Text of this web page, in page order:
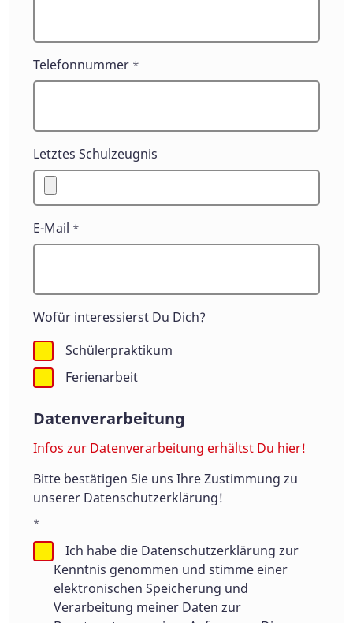
Telefonnummer *
Letztes Schulzeugnis
E-Mail *
Wofür interessierst Du Dich?
Schülerpraktikum
Ferienarbeit
Datenverarbeitung
Infos zur Datenverarbeitung erhältst Du hier!
Bitte bestätigen Sie uns Ihre Zustimmung zu
unserer Datenschutzerklärung!
*
Ich habe die Datenschutzerklärung zur
Kenntnis genommen und stimme einer
elektronischen Speicherung und
Verarbeitung meiner Daten zur